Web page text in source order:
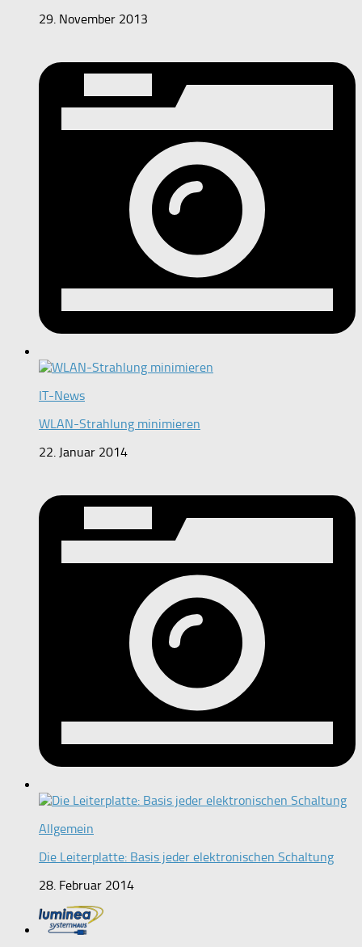
29. November 2013
IT-News
WLAN-Strahlung minimieren
22. Januar 2014
Allgemein
Die Leiterplatte: Basis jeder elektronischen Schaltung
28. Februar 2014